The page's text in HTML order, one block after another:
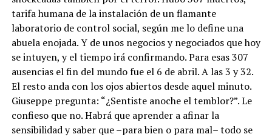
tarifa humana de la instalación de un flamante
laboratorio de control social, según me lo define una
abuela enojada. Y de unos negocios y negociados que hoy
se intuyen, y el tiempo irá confirmando. Para esas 307
ausencias el fin del mundo fue el 6 de abril. A las 3 y 32.
El resto anda con los ojos abiertos desde aquel minuto.
Giuseppe pregunta: “¿Sentiste anoche el temblor?”. Le
confieso que no. Habrá que aprender a afinar la
sensibilidad y saber que –para bien o para mal– todo se